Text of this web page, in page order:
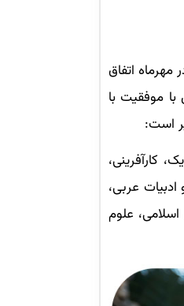
اتفاق
موفقیت با
است:
کارآفرینی،
عربی،
علوم